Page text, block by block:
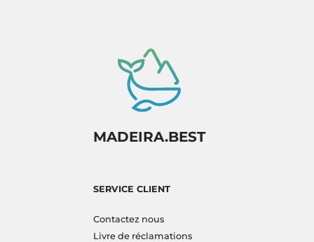
MADEIRA.BEST
SERVICE CLIENT
Contactez nous
Livre de réclamations